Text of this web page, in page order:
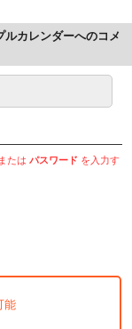
ルカレンダーへのコメ
またはパスワード を入力す
能